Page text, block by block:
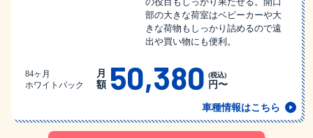
部の大きな荷室はベビーカーや大
きな荷物もしっかり詰めるので遠
出や買い物にも便利。
84ヶ月
ホワイトパック
月
額 50,380 (税込)
円〜
車種情報はこちら